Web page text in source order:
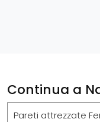
Continua a
Pareti attrezzate